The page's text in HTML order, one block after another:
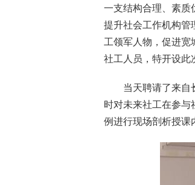
一支结构合理、素质
提升社会工作机构管
工领军人物，促进宽
社工人员，特开设此
当天聘请了来自
时对未来社工在参与
例进行现场剖析授课